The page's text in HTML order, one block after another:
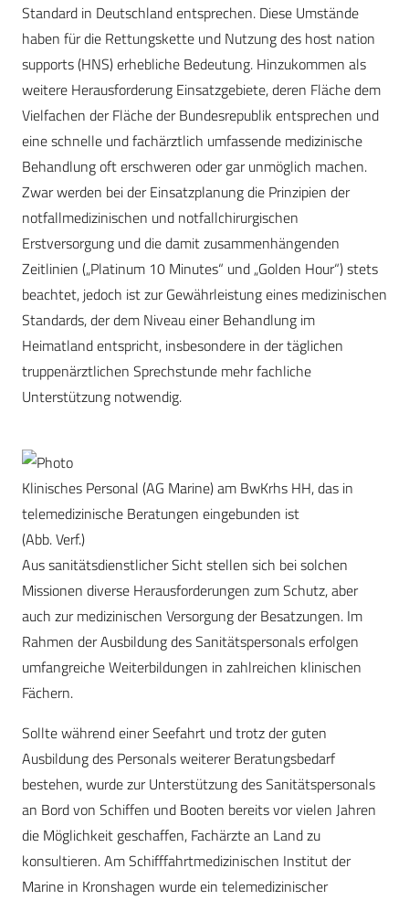
Standard in Deutschland entsprechen. Diese Umstände
haben für die Rettungskette und Nutzung des host nation
supports (HNS) erhebliche Bedeutung. Hinzukommen als
weitere Herausforderung Einsatzgebiete, deren Fläche dem
Vielfachen der Fläche der Bundesrepublik entsprechen und
eine schnelle und fachärztlich umfassende medizinische
Behandlung oft erschweren oder gar unmöglich machen.
Zwar werden bei der Einsatzplanung die Prinzipien der
notfallmedizinischen und notfallchirurgischen
Erstversorgung und die damit zusammenhängenden
Zeitlinien („Platinum 10 Minutes“ und „Golden Hour“) stets
beachtet, jedoch ist zur Gewährleistung eines medizinischen
Standards, der dem Niveau einer Behandlung im
Heimatland entspricht, ins­besondere in der täglichen
truppenärztlichen Sprechstunde mehr fachliche
Unterstützung notwendig.
Klinisches Personal (AG Marine) am BwKrhs HH, das in
telemedizinische Beratungen eingebunden ist
(Abb. Verf.)
Aus sanitätsdienstlicher Sicht stellen sich bei solchen
Missionen diverse Herausforderungen zum Schutz, aber
auch zur medizinischen Versorgung der Besatzungen. Im
Rahmen der Ausbildung des Sanitätspersonals erfolgen
umfangreiche Weiterbildungen in zahlreichen klinischen
Fächern.
Sollte während einer Seefahrt und trotz der guten
Ausbildung des Personals weiterer Beratungsbedarf
bestehen, wurde zur Unterstützung des Sanitätspersonals
an Bord von Schiffen und Booten bereits vor vielen Jahren
die Möglichkeit geschaffen, Fachärzte an Land zu
konsultieren. Am Schifffahrtmedizinischen Institut der
Marine in Kronshagen wurde ein telemedizinischer